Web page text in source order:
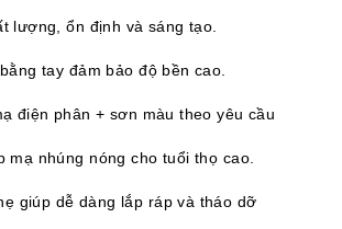
lượng, ổn định và sáng tạo.
tay đảm bảo độ bền cao.
điện phân + sơn màu theo yêu cầu
mạ nhúng nóng cho tuổi thọ cao.
giúp dễ dàng lắp ráp và tháo dỡ